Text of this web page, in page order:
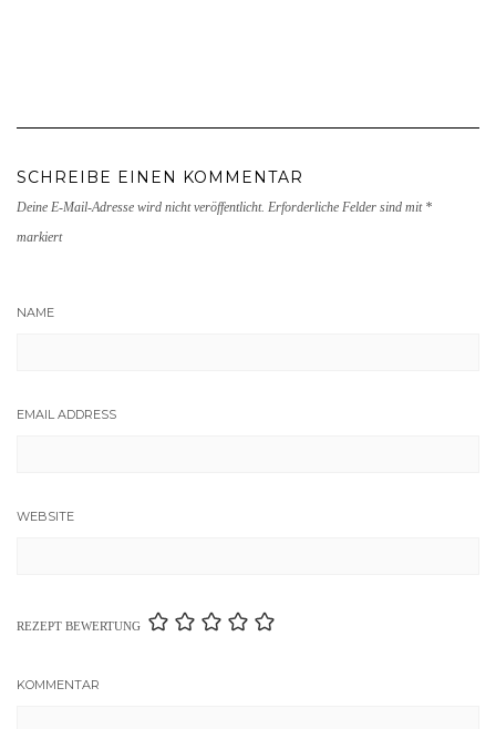
SCHREIBE EINEN KOMMENTAR
Deine E-Mail-Adresse wird nicht veröffentlicht. Erforderliche Felder sind mit *
markiert
NAME
EMAIL ADDRESS
WEBSITE
REZEPT BEWERTUNG
KOMMENTAR